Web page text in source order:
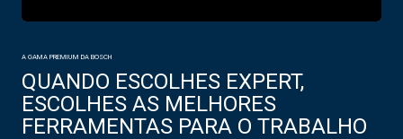
A GAMA PREMIUM DA BOSCH
QUANDO ESCOLHES EXPERT,
ESCOLHES AS MELHORES
FERRAMENTAS PARA O TRABALHO